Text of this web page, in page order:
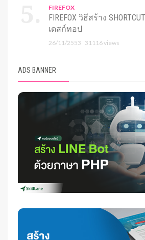
FIREFOX
FIREFOX วิธีสร้าง
เดสก์ทอป
26/11/2553 31116 views
ADS BANNER